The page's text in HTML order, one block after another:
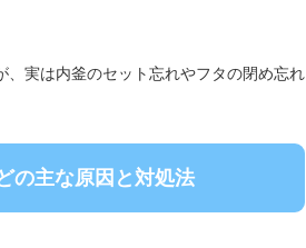
実は内釜のセット忘れやフタの閉め忘れ
の主な原因と対処法